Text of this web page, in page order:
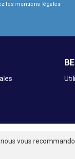
les mentions légales
vous